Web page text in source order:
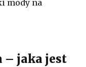
mody na
– jaka jest